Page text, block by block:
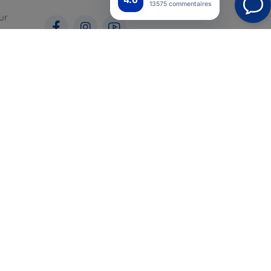
13575 commentaires